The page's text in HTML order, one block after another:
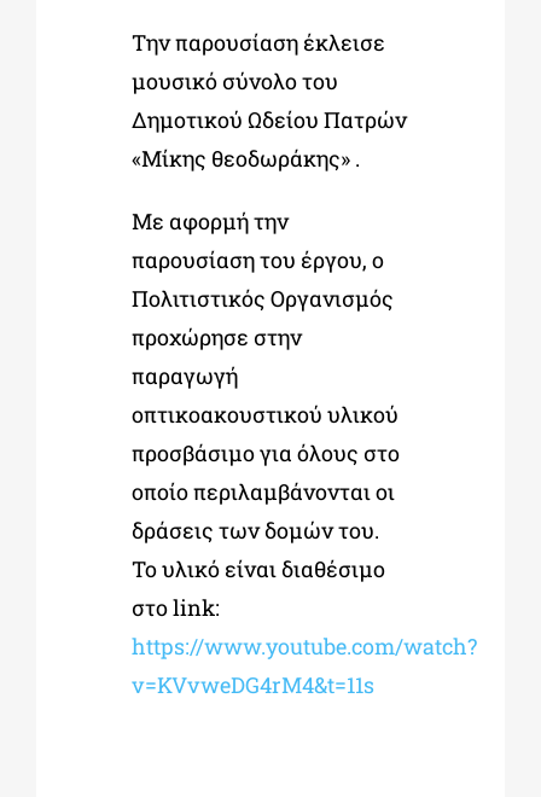
Την παρουσίαση έκλεισε
μουσικό σύνολο του
Δημοτικού Ωδείου Πατρών
«Μίκης θεοδωράκης» .
Με αφορμή την
παρουσίαση του έργου, ο
Πολιτιστικός Οργανισμός
προχώρησε στην
παραγωγή
οπτικοακουστικού υλικού
προσβάσιμο για όλους στο
οποίο περιλαμβάνονται οι
δράσεις των δομών του.
Το υλικό είναι διαθέσιμο
στοlink:
https://www.youtube.com/watch?
v=KVvweDG4rM4&t=11s